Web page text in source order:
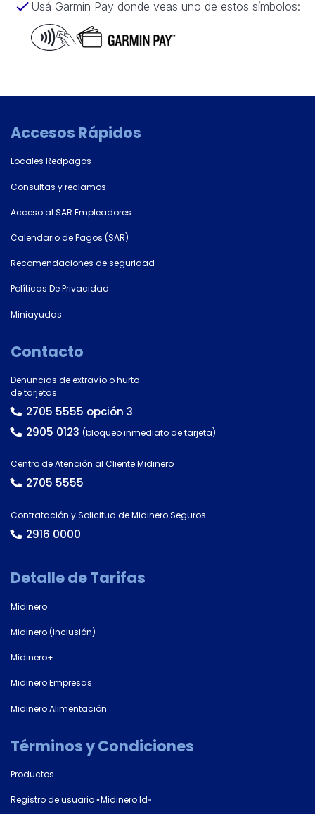
Usá Garmin Pay donde veas uno de estos símbolos:
Accesos Rápidos
Locales Redpagos
Consultas y reclamos
Acceso al SAR Empleadores
Calendario de Pagos (SAR)
Recomendaciones de seguridad
Políticas De Privacidad
Miniayudas
Contacto
Denuncias de extravío o hurto
de tarjetas
2705 5555 opción 3
2905 0123 (bloqueo inmediato de tarjeta)
Centro de Atención al Cliente Midinero
2705 5555
Contratación y Solicitud de Midinero Seguros
2916 0000
Detalle de Tarifas
Midinero
Midinero (Inclusión)
Midinero+
Midinero Empresas
Midinero Alimentación
Términos y Condiciones
Productos
Registro de usuario «Midinero Id»